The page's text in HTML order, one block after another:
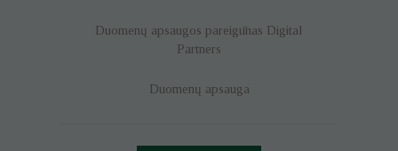
Duomenų apsaugos pareigūnas Digital
Partners
Duomenų apsauga